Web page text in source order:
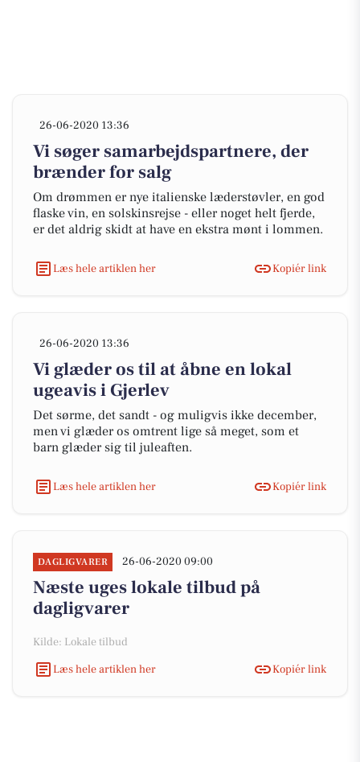
26-06-2020 13:36
Vi søger samarbejdspartnere, der
brænder for salg
Om drømmen er nye italienske læderstøvler, en god
flaske vin, en solskinsrejse - eller noget helt fjerde,
er det aldrig skidt at have en ekstra mønt i lommen.
Læs hele artiklen her Kopiér link
26-06-2020 13:36
Vi glæder os til at åbne en lokal
ugeavis i Gjerlev
Det sørme, det sandt - og muligvis ikke december,
men vi glæder os omtrent lige så meget, som et
barn glæder sig til juleaften.
Læs hele artiklen her Kopiér link
DAGLIGVARER 26-06-2020 09:00
Næste uges lokale tilbud på
dagligvarer
Kilde: Lokale tilbud
Læs hele artiklen her
Kopiér link